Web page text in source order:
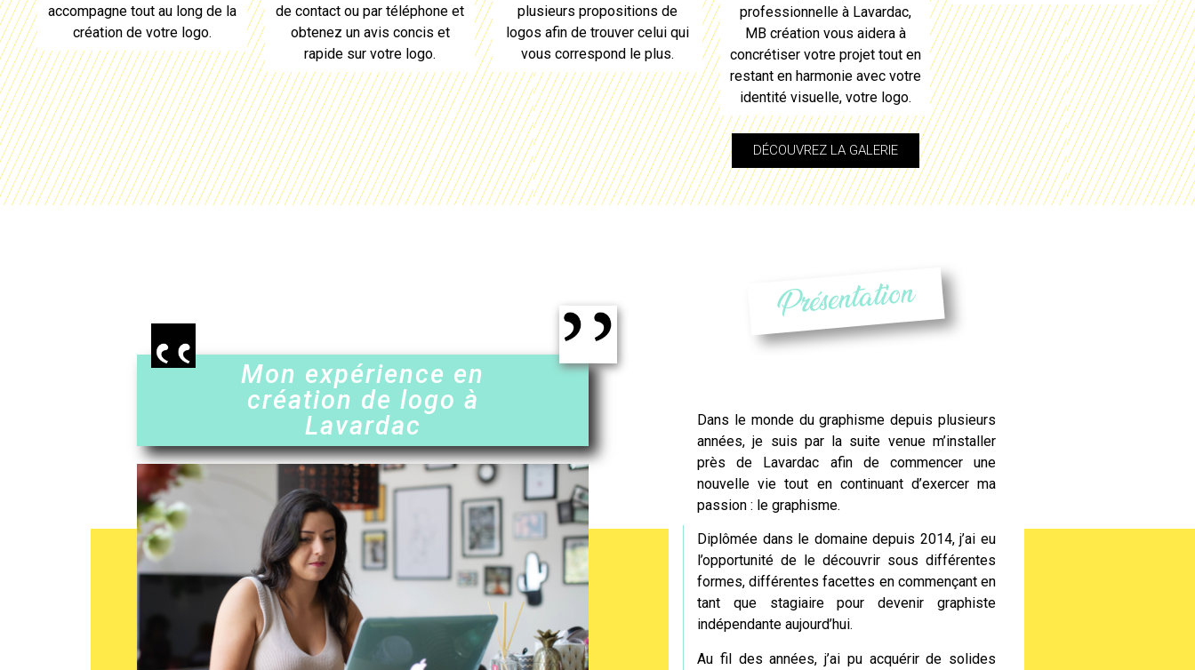
accompagne tout au long de la
création de votre logo.
de contact ou par téléphone et
obtenez un avis concis et
rapide sur votre logo.
plusieurs propositions de
logos afin de trouver celui qui
vous correspond le plus.
professionnelle à Lavardac,
MB création vous aidera à
concrétiser votre projet tout en
restant en harmonie avec votre
identité visuelle, votre logo.
DÉCOUVREZ LA GALERIE
Mon expérience en
création de logo à
Lavardac
Présentation
Dans le monde du graphisme depuis plusieurs
années, je suis par la suite venue m’installer
près de Lavardac afin de commencer une
nouvelle vie tout en continuant d’exercer ma
passion : le graphisme.
Diplômée dans le domaine depuis 2014, j’ai eu
l’opportunité de le découvrir sous différentes
formes, différentes facettes en commençant en
tant que stagiaire pour devenir graphiste
indépendante aujourd’hui.
Au fil des années, j’ai pu acquérir de solides